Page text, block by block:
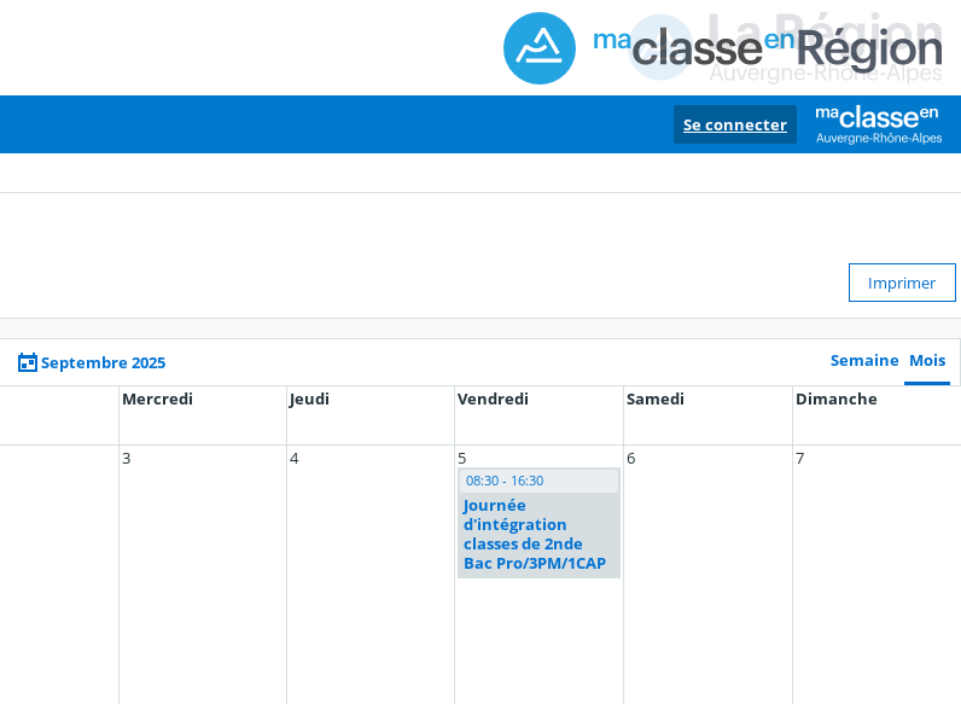
Se connecter
Imprimer
Septembre 2025 Semaine Mois
Mercredi Jeudi Vendredi Samedi Dimanche
3 4 5
08:30 - 16:30
Journée
d'intégration
classes de 2nde
Bac Pro/3PM/1CAP
6 7